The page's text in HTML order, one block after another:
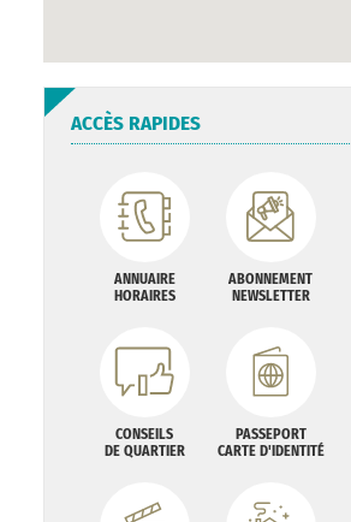
ACCÈS RAPIDES
ANNUAIRE
HORAIRES
ABONNEMENT
NEWSLETTER
CONSEILS
DE QUARTIER
PASSEPORT
CARTE D'IDENTITÉ